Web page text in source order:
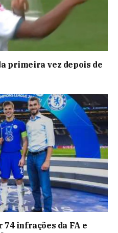
primeira vez depois de
74 infrações da FA e